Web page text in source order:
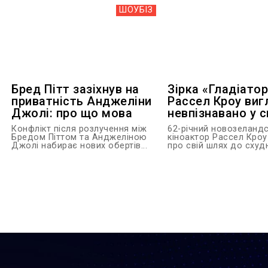
ШОУБIЗ
Бред Пітт зазіхнув на
приватність Анджеліни
Джолі: про що мова
Конфлікт після розлучення між
Бредом Піттом та Анджеліною
Джолі набирає нових обертів...
Зірка
Рассел Кроу
невпізнавано у
62-річний
кіноактор Рассел
про свій шлях до